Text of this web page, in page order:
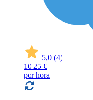
5,0 (4)
10 25 €
por hora